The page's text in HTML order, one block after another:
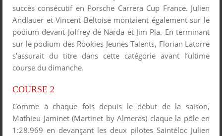
succès consécutif en Porsche Carrera Cup France. Julien
Andlauer et Vincent Beltoise montaient également sur le
podium devant Joffrey de Narda et Jim Pla. En terminant
sur le podium des Rookies Jeunes Talents, Florian Latorre
s’assurait du titre dans cette catégorie avant l’ultime
course du dimanche.
COURSE 2
Comme à chaque fois depuis le début de la saison,
Mathieu Jaminet (Martinet by Almeras) claque la pôle en
1:28.969 en devançant les deux pilotes Saintéloc Julien